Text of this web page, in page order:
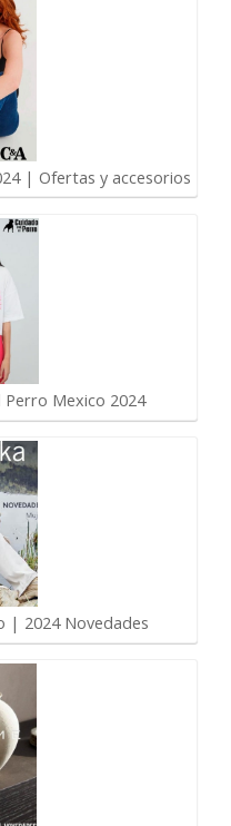
| Ofertas y accesorios
Mexico 2024
| 2024 Novedades